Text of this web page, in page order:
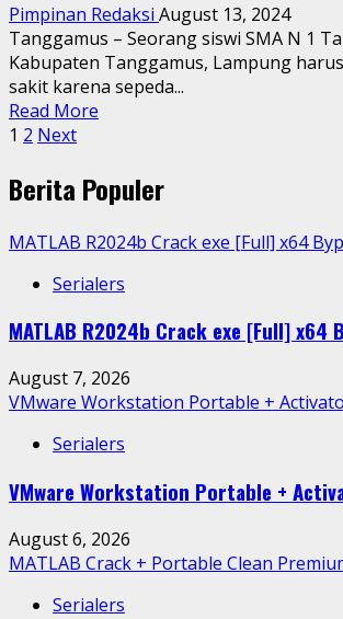
Pimpinan Redaksi August 13, 2024
Tanggamus – Seorang siswi SMA N 1
Kabupaten Tanggamus, Lampung
sakit karena sepeda...
Read More
Sepekan
Dirawat
Akibat
Ditabrak
Dum
Keluarga
di
Tanggamus
Pengemudi
Posts
pagination
1 2 Next
Berita Populer
MATLAB R2024b Crack exe [Full] x64
Serialers
MATLAB R2024b Crack exe [Full] x64
August 7, 2026
VMware Workstation Portable +
Serialers
VMware Workstation Portable +
August 6, 2026
MATLAB Crack + Portable Clean
Serialers